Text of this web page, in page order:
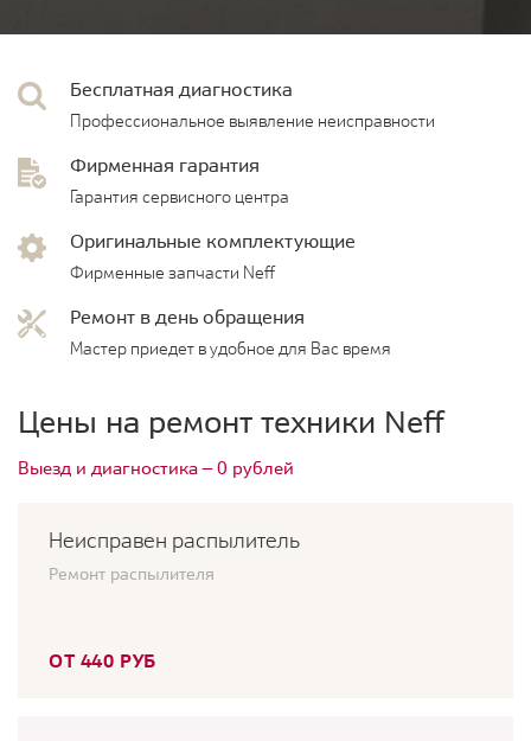
Бесплатная диагностика
Профессиональное выявление неисправности
Фирменная гарантия
Гарантия сервисного центра
Оригинальные комплектующие
Фирменные запчасти Neff
Ремонт в день обращения
Мастер приедет в удобное для Вас время
Цены на ремонт техники Neff
Выезд и диагностика — 0 рублей
Неисправен распылитель
Ремонт распылителя
ОТ 440 РУБ